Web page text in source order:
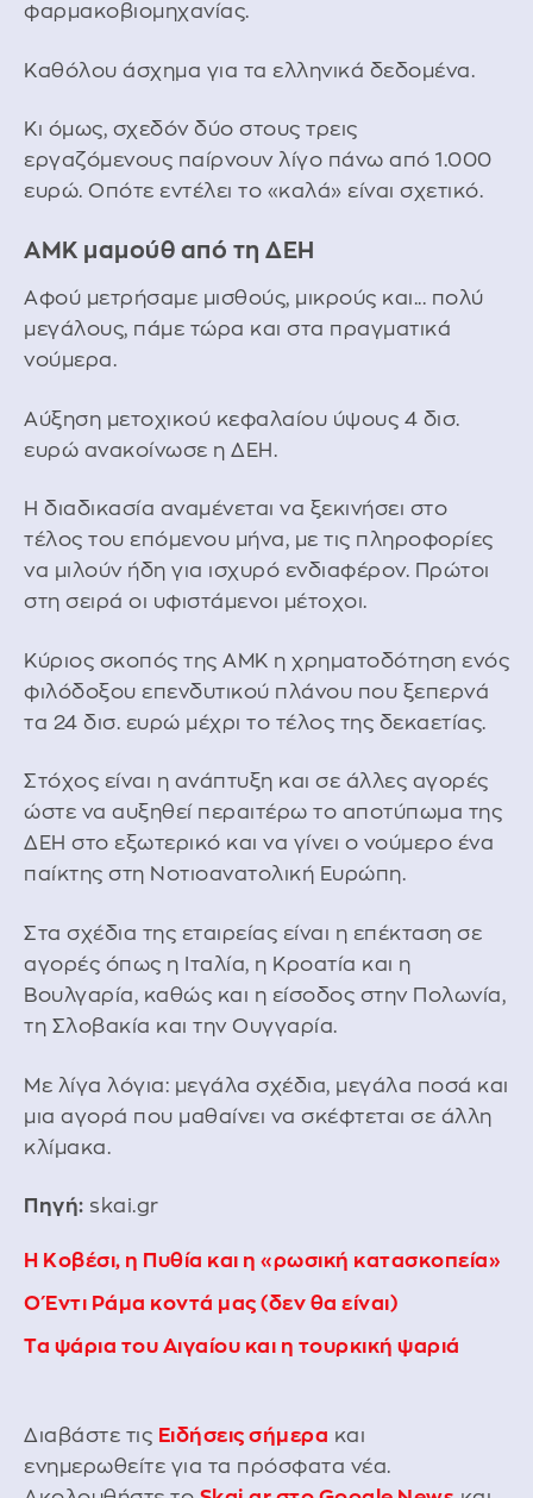
φαρμακοβιομηχανίας.
Καθόλου άσχημα για τα ελληνικά δεδομένα.
Κι όμως, σχεδόν δύο στους τρεις
εργαζόμενους παίρνουν λίγο πάνω από 1.000
ευρώ. Οπότε εντέλει το «καλά» είναι σχετικό.
ΑΜΚ μαμούθ από τη ΔΕΗ
Αφού μετρήσαμε μισθούς, μικρούς και... πολύ
μεγάλους, πάμε τώρα και στα πραγματικά
νούμερα.
Αύξηση μετοχικού κεφαλαίου ύψους 4 δισ.
ευρώ ανακοίνωσε η ΔΕΗ.
Η διαδικασία αναμένεται να ξεκινήσει στο
τέλος του επόμενου μήνα, με τις πληροφορίες
να μιλούν ήδη για ισχυρό ενδιαφέρον. Πρώτοι
στη σειρά οι υφιστάμενοι μέτοχοι.
Κύριος σκοπός της ΑΜΚ η χρηματοδότηση ενός
φιλόδοξου επενδυτικού πλάνου που ξεπερνά
τα 24 δισ. ευρώ μέχρι το τέλος της δεκαετίας.
Στόχος είναι η ανάπτυξη και σε άλλες αγορές
ώστε να αυξηθεί περαιτέρω το αποτύπωμα της
ΔΕΗ στο εξωτερικό και να γίνει ο νούμερο ένα
παίκτης στη Νοτιοανατολική Ευρώπη.
Στα σχέδια της εταιρείας είναι η επέκταση σε
αγορές όπως η Ιταλία, η Κροατία και η
Βουλγαρία, καθώς και η είσοδος στην Πολωνία,
τη Σλοβακία και την Ουγγαρία.
Με λίγα λόγια: μεγάλα σχέδια, μεγάλα ποσά και
μια αγορά που μαθαίνει να σκέφτεται σε άλλη
κλίμακα.
Πηγή: skai.gr
Η Κοβέσι, η Πυθία και η «ρωσική κατασκοπεία»
Ο Έντι Ράμα κοντά μας (δεν θα είναι)
Τα ψάρια του Αιγαίου και η τουρκική ψαριά
Διαβάστε τις Ειδήσεις σήμερα και
ενημερωθείτε για τα πρόσφατα νέα.